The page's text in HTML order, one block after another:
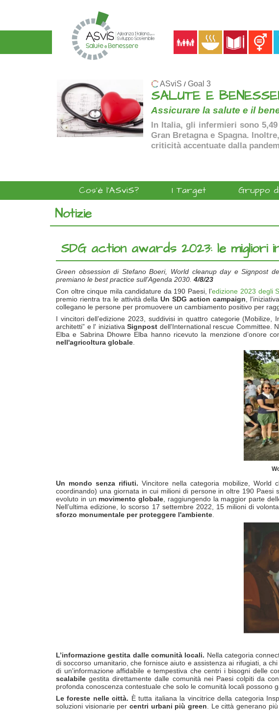
ASviS / Goal 3
SALUTE E
Assicurare la salute e il
In Italia, gli infermieri sono
Gran Bretagna e Spagna.
criticità accentuate dalla
Cos'è l'ASviS? I Target Gruppo
Notizie
SDG action awards 2023: le migliori
Green obsession di Stefano Boeri, World cleanup day e Signpost
premiano le best practice sull’Agenda 2030. 4/8/23
Con oltre cinque mila candidature da 190 Paesi, l’edizione 2023 degli
premio rientra tra le attività dellaUn SDG action campaign ,
collegano le persone per promuovere un cambiamento positivo per
I vincitori dell’edizione 2023, suddivisi in quattro categorie
architetti” e l' iniziativaSignpost dell'International rescue Committee.
Elba e Sabrina Dhowre Elba hanno ricevuto la menzione d’onore
nell'agricoltura globale
Un mondo senza rifiuti. Vincitore nella categoria mobilize,
coordinando) una giornata in cui milioni di persone in oltre 190
evoluto in un movimento globale , raggiungendo la maggior parte
Nell’ultima edizione, lo scorso 17 settembre 2022, 15 milioni di
sforzo monumentale per proteggere l'ambiente
L’informazione gestita dalle comunità locali. Nella categoria
di soccorso umanitario, che fornisce aiuto e assistenza ai rifugiati, a
di un'informazione affidabile e tempestiva che centri i bisogni delle
scalabile gestita direttamente dalle comunità nei Paesi colpiti da
profonda conoscenza contestuale che solo le comunità locali possono
Le foreste nelle città. È tutta italiana la vincitrice della categoria
soluzioni visionarie percentri urbani più green . Le città generano